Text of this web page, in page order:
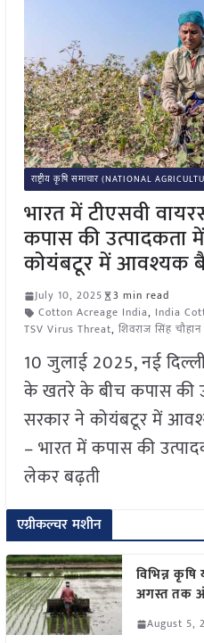
राष्ट्रीय कृषि समाचार (NATIONAL
भारत में टीएसवी
कपास की उत्पादकता
कोयंबटूर में आवश्यक
July 10, 2025
3 min read
Cotton Acreage India, India
TSV Virus Threat, शिवराज सिंह चौहान
10 जुलाई 2025, नई
के खतरे के बीच कपास की
सरकार ने कोयंबटूर में
– भारत में कपास की
लेकर बढ़ती
एग्रीकल्चर मशीन
विभिन्न
अगस्त तक
August 5,